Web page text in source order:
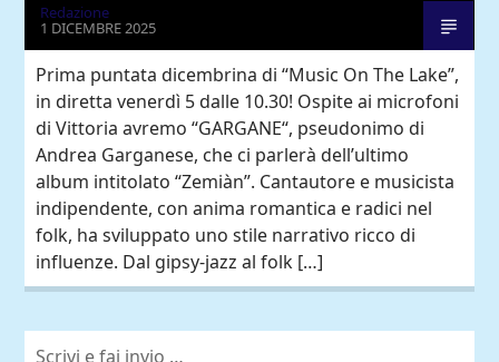
Redazione
1 DICEMBRE 2025
Prima puntata dicembrina di “Music On The Lake”,
in diretta venerdì 5 dalle 10.30! Ospite ai microfoni
di Vittoria avremo “GARGANE“, pseudonimo di
Andrea Garganese, che ci parlerà dell’ultimo
album intitolato “Zemiàn”. Cantautore e musicista
indipendente, con anima romantica e radici nel
folk, ha sviluppato uno stile narrativo ricco di
influenze. Dal gipsy-jazz al folk […]